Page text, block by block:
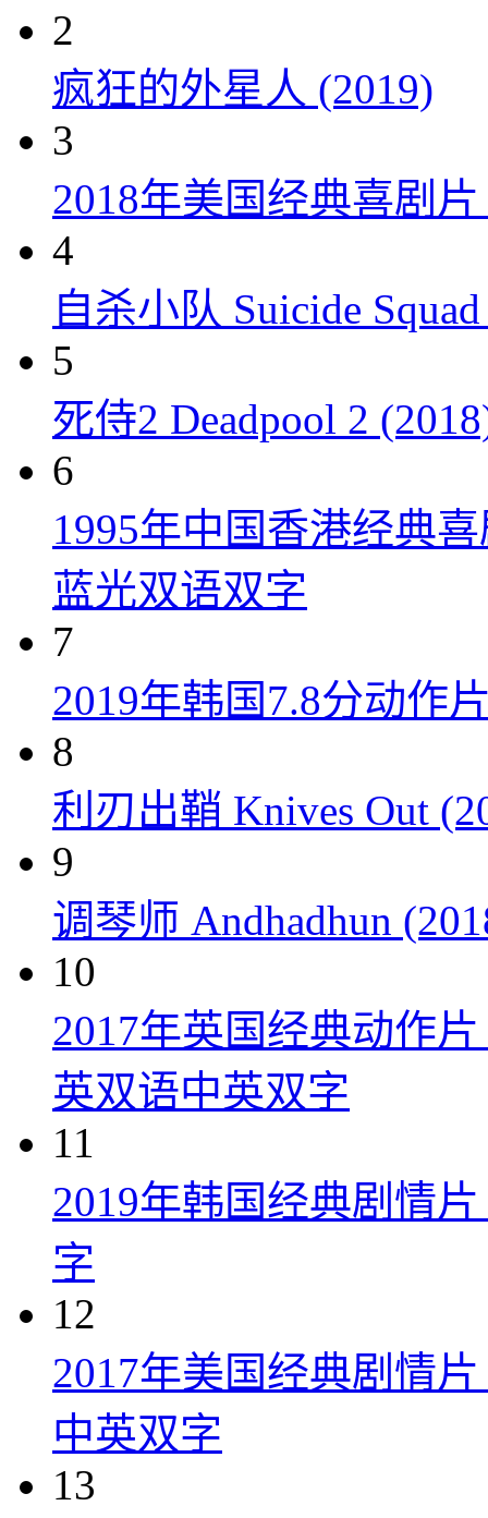
2
疯狂的外星人 (2019)
3
2018年美国经典喜剧
4
自杀小队 Suicide
5
死侍2 Deadpool 2
6
1995年中国香港经典
蓝光双语双字
7
2019年韩国7.8分动作
8
利刃出鞘 Knives Out
9
调琴师 Andhadhun
10
2017年英国经典动作
英双语中英双字
11
2019年韩国经典剧情
字
12
2017年美国经典剧情
中英双字
13